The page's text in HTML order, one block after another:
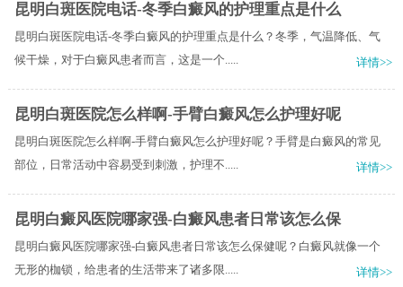
昆明白斑医院电话-冬季白癜风的护理重点是什么
昆明白斑医院电话-冬季白癜风的护理重点是什么？冬季，气温降低、气
候干燥，对于白癜风患者而言，这是一个.....
详情>>
昆明白斑医院怎么样啊-手臂白癜风怎么护理好呢
昆明白斑医院怎么样啊-手臂白癜风怎么护理好呢？手臂是白癜风的常见
部位，日常活动中容易受到刺激，护理不.....
详情>>
昆明白癜风医院哪家强-白癜风患者日常该怎么保
昆明白癜风医院哪家强-白癜风患者日常该怎么保健呢？白癜风就像一个
无形的枷锁，给患者的生活带来了诸多限.....
详情>>